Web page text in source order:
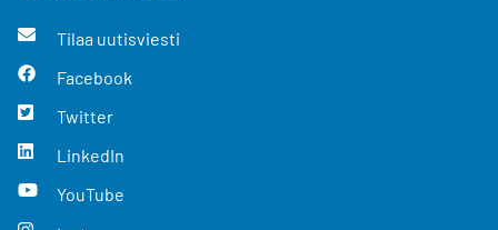
Tilaa uutisviesti
Facebook
Twitter
LinkedIn
YouTube